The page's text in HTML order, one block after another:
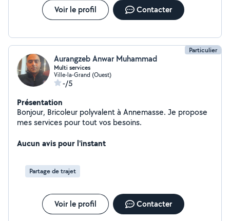
Voir le profil Contacter
Particulier
Aurangzeb Anwar Muhammad
Multi services
Ville-la-Grand (Ouest)
-/5
Présentation
Bonjour, Bricoleur polyvalent à Annemasse. Je propose
mes services pour tout vos besoins.
Aucun avis pour l'instant
Partage de trajet
Voir le profil Contacter